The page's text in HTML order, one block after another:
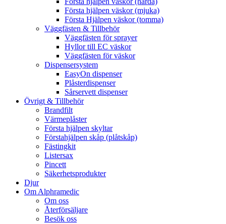
Första hjälpen väskor (mjuka)
Första Hjälpen väskor (tomma)
Väggfästen & Tillbehör
Väggfästen för sprayer
Hyllor till EC väskor
Väggfästen för väskor
Dispensersystem
EasyOn dispenser
Plåsterdispenser
Sårservett dispenser
Övrigt & Tillbehör
Brandfilt
Värmeplåster
Första hjälpen skyltar
Förstahjälpen skåp (plåtskåp)
Fästingkit
Listersax
Pincett
Säkerhetsprodukter
Djur
Om Alphramedic
Om oss
Återförsäljare
Besök oss